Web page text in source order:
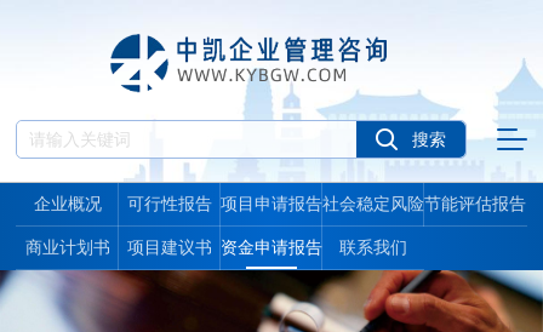
企业概况 可行性报告 项目申请报告社会稳定风险
报告
节能评估报告
商业计划书 项目建议书 资金申请报告 联系我们